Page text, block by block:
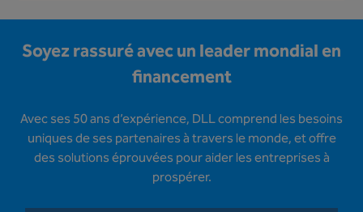
Soyez rassuré avec un leader mondial en
financement
Avec ses 50 ans d’expérience, DLL comprend les besoins
uniques de ses partenaires à travers le monde, et offre
des solutions éprouvées pour aider les entreprises à
prospérer.